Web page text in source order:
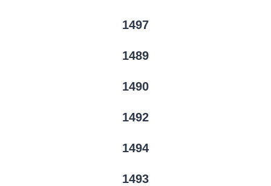
1497
1489
1490
1492
1494
1493